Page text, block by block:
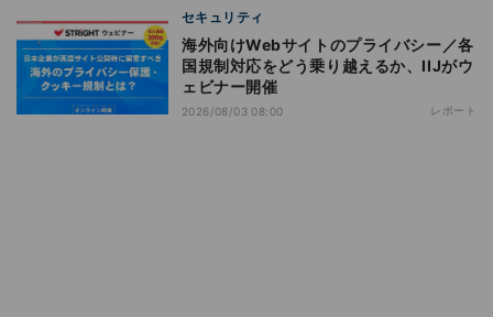
セキュリティ
海外向けWebサイトのプライバシー／各
国規制対応をどう乗り越えるか、IIJがウ
ェビナー開催
2026/08/03 08:00 レポート